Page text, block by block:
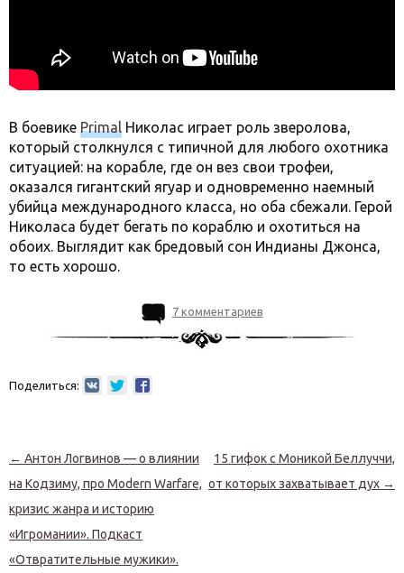
В боевике Primal Николас играет роль зверолова,
который столкнулся с типичной для любого охотника
ситуацией: на корабле, где он вез свои трофеи,
оказался гигантский ягуар и одновременно наемный
убийца международного класса, но оба сбежали. Герой
Николаса будет бегать по кораблю и охотиться на
обоих. Выглядит как бредовый сон Индианы Джонса,
то есть хорошо.
7 комментариев
Поделиться:
Навигация по записям
← Антон Логвинов — о влиянии
на Кодзиму, про Modern Warfare,
кризис жанра и историю
«Игромании». Подкаст
«Отвратительные мужики».
15 гифок с Моникой Беллуччи,
от которых захватывает дух →